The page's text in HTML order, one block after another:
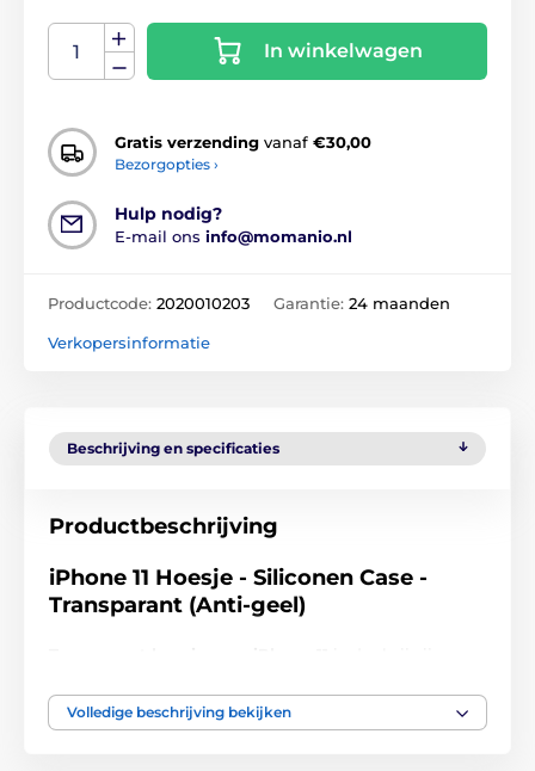
In winkelwagen
Gratis verzending vanaf €30,00
Bezorgopties ›
Hulp nodig?
E-mail ons info@momanio.nl
Productcode: 2020010203 Garantie: 24 maanden
Verkopersinformatie
Beschrijving en specificaties
Productbeschrijving
iPhone 11 Hoesje - Siliconen Case -
Transparant (Anti-geel)
uw telefoon niet verstoort.
Volledige beschrijving bekijken